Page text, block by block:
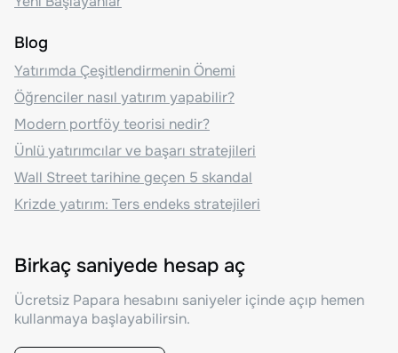
Blog
Yatırımda Çeşitlendirmenin Önemi
Öğrenciler nasıl yatırım yapabilir?
Modern portföy teorisi nedir?
Ünlü yatırımcılar ve başarı stratejileri
Wall Street tarihine geçen 5 skandal
Krizde yatırım: Ters endeks stratejileri
Birkaç saniyede hesap aç
Ücretsiz Papara hesabını saniyeler içinde açıp hemen
kullanmaya başlayabilirsin.